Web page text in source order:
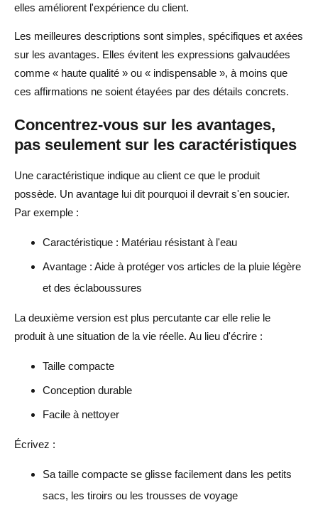
elles améliorent l'expérience du client.
Les meilleures descriptions sont simples, spécifiques et axées
sur les avantages. Elles évitent les expressions galvaudées
comme « haute qualité » ou « indispensable », à moins que
ces affirmations ne soient étayées par des détails concrets.
Concentrez-vous sur les avantages,
pas seulement sur les caractéristiques
Une caractéristique indique au client ce que le produit
possède. Un avantage lui dit pourquoi il devrait s'en soucier.
Par exemple :
Caractéristique : Matériau résistant à l'eau
Avantage : Aide à protéger vos articles de la pluie légère
et des éclaboussures
La deuxième version est plus percutante car elle relie le
produit à une situation de la vie réelle. Au lieu d'écrire :
Taille compacte
Conception durable
Facile à nettoyer
Écrivez :
Sa taille compacte se glisse facilement dans les petits
sacs, les tiroirs ou les trousses de voyage